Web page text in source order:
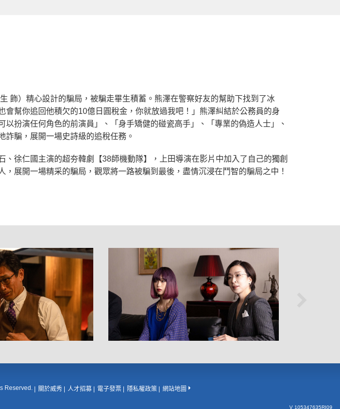
飾）精心設計的騙局，被騙走畢生積蓄。熊澤在警察好友的幫助下找到了冰
幫你追回他積欠的10億日圓稅金，你就放過我吧！」熊澤糾結於公務員的身
扮演任何角色的前演員」、「身手矯健的碰瓷高手」、「專業的偽造人士」、
詐騙，展開一場史詩級的追稅任務。
徐仁國主演的超夯韓劇【38師機動隊】，上田導演在影片中加入了自己的獨創
展開一場精采的騙局，觀眾將一路被騙到最後，盡情沉浸在鬥智的騙局之中！
Reserved. 關於威秀 人才招募 電子發票 隱私權政策 網站地圖
V 105347635RI09